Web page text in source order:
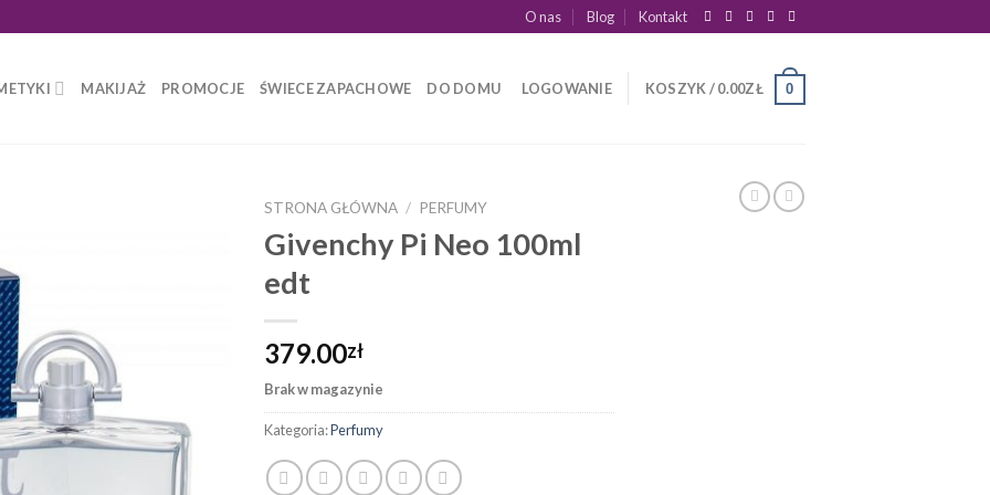
O nas Blog Kontakt
MAKIJAŻ PROMOCJE ŚWIECE ZAPACHOWE DO DOMU LOGOWANIE KOSZYK /0.00ZŁ 0
STRONA GŁÓWNA / PERFUMY
Givenchy Pi Neo 100ml
edt
379.00zł
Brak w magazynie
Kategoria:Perfumy